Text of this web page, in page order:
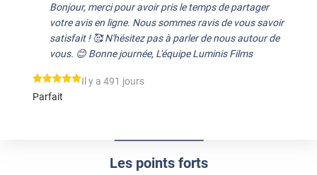
Les points forts
Bonjour, merci pour avoir pris le temps de partager
votre avis en ligne. Nous sommes ravis de vous savoir
satisfait ! 🥰 N'hésitez pas à parler de nous autour de
vous. 😊 Bonne journée, L'équipe Luminis Films
*****
Il y a 491 jours
Parfait